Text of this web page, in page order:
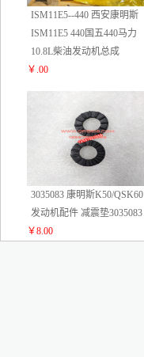
ISM11E5--440 西安康明斯
ISM11E5 440国五440马力
10.8L柴油发动机总成
￥.00
3035083 康明斯K50/QSK60
发动机配件 减震垫3035083
￥8.00